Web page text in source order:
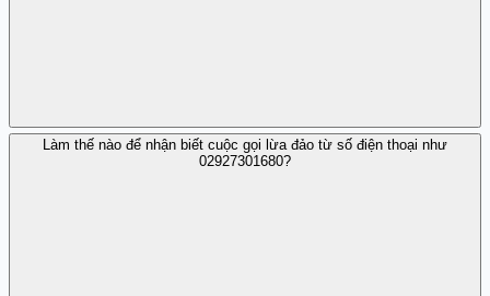
Có, bạn nên báo cáo cho cơ quan chức năng về trường
Làm thế nào để nhận biết cuộc gọi lừa đảo từ số điện thoại như
02927301680?